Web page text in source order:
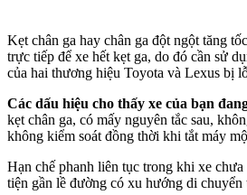
Kẹt chân ga hay chân ga đột ngột tăng
trực tiếp để xe hết kẹt ga, do đó cần sử
của hai thương hiệu Toyota và Lexus bị
Các dấu hiệu cho thấy xe của bạn
kẹt chân ga, có mấy nguyên tắc sau,
không kiểm soát đồng thời khi tắt máy
Hạn chế phanh liên tục trong khi xe
tiện gần lề đường có xu hướng di